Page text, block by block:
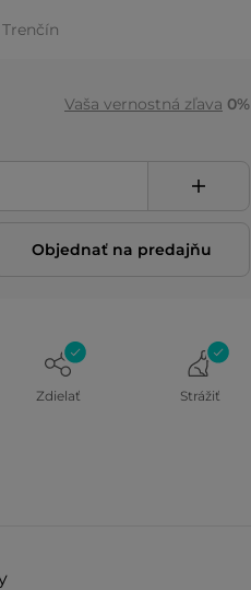
Trenčín
Vaša vernostná zľava 0%
Objednať na predajňu
Zdielať Strážiť